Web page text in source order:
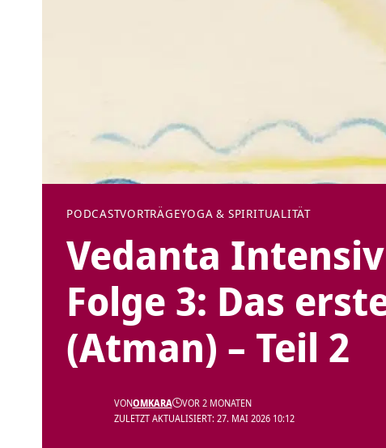
PODCASTVORTRÄGEYOGA & SPIRITUALITÄT
Vedanta
Folge 3: Das
(Atman) – Teil 2
ZULETZT AKTUALISIERT: 27. MAI 2026 10:12
VONOMKARA VOR 2 MONATEN